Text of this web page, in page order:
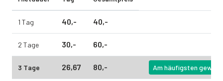
1 Tag 40,- 40,-
2 Tage 30,- 60,-
3 Tage 26,67 80,- Am häufigsten